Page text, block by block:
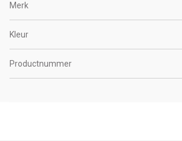
Merk
Kleur
Productnummer